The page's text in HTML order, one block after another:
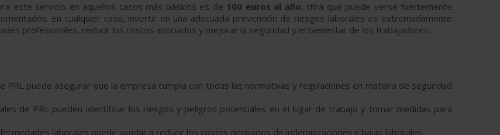
este servicio en aquellos casos más básicos es de 100 euros al año, cifra que puede verse fuertemente
En cualquier caso, invertir en una adecuada prevención de riesgos laborales es extremadamente
profesionales, reducir los costos asociados y mejorar la seguridad y el bienestar de los trabajadores.
PRL puede asegurar que la empresa cumpla con todas las normativas y regulaciones en materia de seguridad
de PRL pueden identificar los riesgos y peligros potenciales en el lugar de trabajo y tomar medidas para
laborales puede ayudar a reducir los costes derivados de indemnizaciones y bajas laborales.